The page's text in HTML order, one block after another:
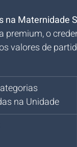
na Maternidade
o
valores de
na Unidade